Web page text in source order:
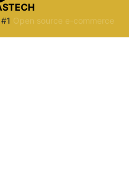
CH
Open source e-commerce